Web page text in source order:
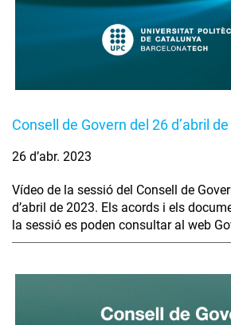
Consell de Govern del 26 d’abril
26 d’abr. 2023
Vídeo de la sessió del Consell de
d’abril de 2023. Els acords i els
la sessió es poden consultar al web